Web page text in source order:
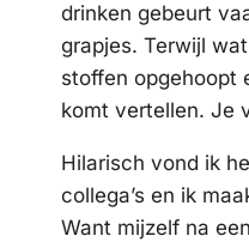
drinken gebeurt
grapjes. Terwijl
stoffen opgehoopt
komt vertellen. Je
Hilarisch vond ik
collega’s en ik
Want mijzelf na